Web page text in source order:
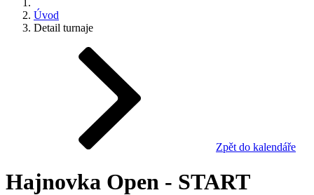
Úvod
Detail turnaje
Zpět do kalendáře
Hajnovka Open - START